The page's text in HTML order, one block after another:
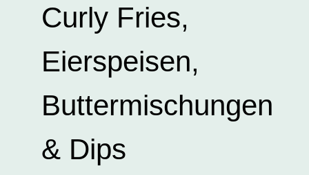
Curly Fries,
Eierspeisen,
Buttermischungen
& Dips